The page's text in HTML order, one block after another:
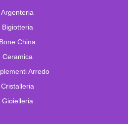
Argenteria
Bigiotteria
Bone China
Ceramica
Arredo
Cristalleria
Gioielleria